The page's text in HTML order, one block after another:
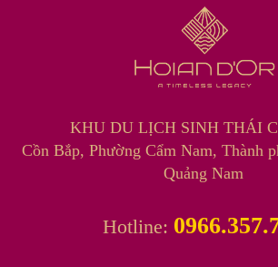
KHU DU LỊCH SINH THÁI
Cồn Bắp, Phường Cẩm Nam, Thành
Quảng Nam
Hotline: